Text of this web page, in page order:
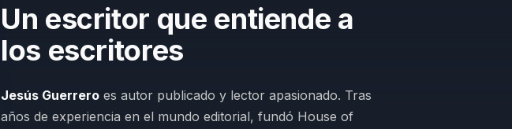
Un escritor que entiende a
los escritores
Jesús Guerrero es autor publicado y lector apasionado. Tras
años de experiencia en el mundo editorial, fundó House of